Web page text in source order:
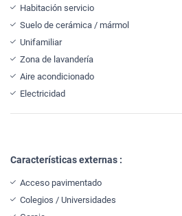
Habitación servicio
Suelo de cerámica / mármol
Unifamiliar
Zona de lavandería
Aire acondicionado
Electricidad
Características externas :
Acceso pavimentado
Colegios / Universidades